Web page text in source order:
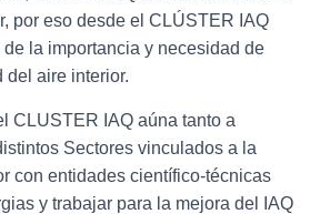
por eso desde el CLÚSTER IAQ
la importancia y necesidad de
del aire interior.
CLUSTER IAQ aúna tanto a
Sectores vinculados a la
con entidades científico-técnicas
y trabajar para la mejora del IAQ